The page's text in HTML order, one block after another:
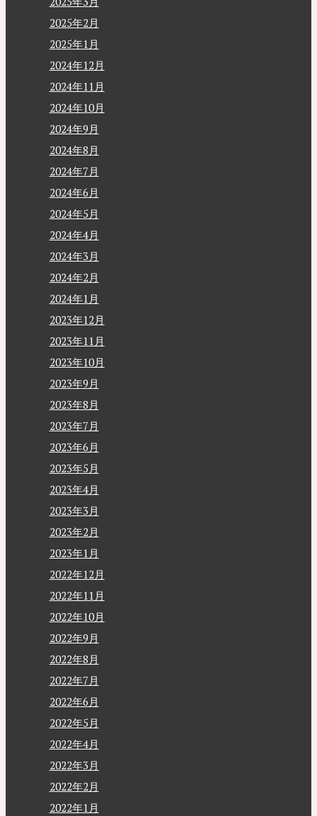
2025年2月
2025年1月
2024年12月
2024年11月
2024年10月
2024年9月
2024年8月
2024年7月
2024年6月
2024年5月
2024年4月
2024年3月
2024年2月
2024年1月
2023年12月
2023年11月
2023年10月
2023年9月
2023年8月
2023年7月
2023年6月
2023年5月
2023年4月
2023年3月
2023年2月
2023年1月
2022年12月
2022年11月
2022年10月
2022年9月
2022年8月
2022年7月
2022年6月
2022年5月
2022年4月
2022年3月
2022年2月
2022年1月